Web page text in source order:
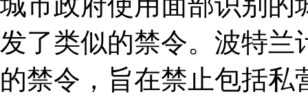
发了类似的禁令。波特兰
的禁令，旨在禁止包括